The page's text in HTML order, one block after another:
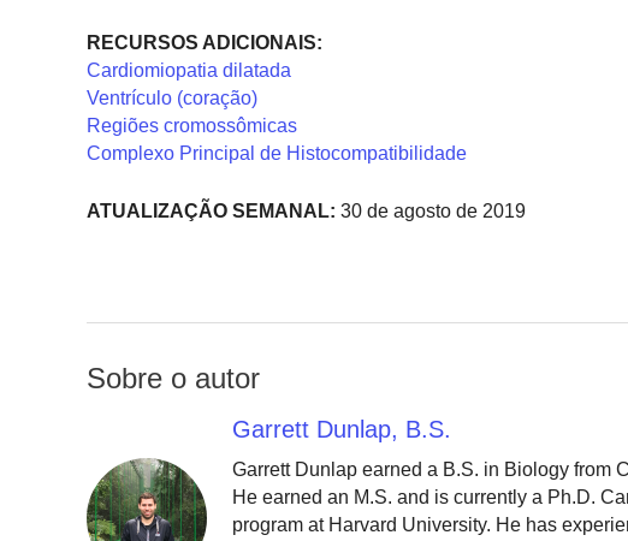
RECURSOS ADICIONAIS:
Cardiomiopatia dilatada
Ventrículo (coração)
Regiões cromossômicas
Complexo Principal de Histocompatibilidade
ATUALIZAÇÃO SEMANAL: 30 de agosto de 2019
Sobre o autor
Garrett Dunlap, B.S.
Garrett Dunlap earned a B.S. in Biology from
He earned an M.S. and is currently a Ph.D.
program at Harvard University. He has